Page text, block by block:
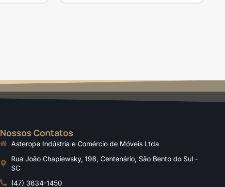
Nossos Contatos
Asterope Indústria e Comércio de Móveis Ltda
Rua João Chapiewsky, 198, Centenário, São Bento do Sul -
SC
(47) 3634-1450